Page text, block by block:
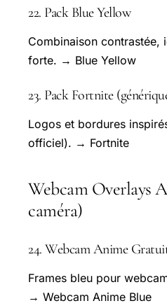
22. Pack Blue Yellow
Combinaison contrastée,
forte. → Blue Yellow
23. Pack Fortnite
Logos et bordures
officiel). → Fortnite
Webcam Overlays
caméra)
24. Webcam Anime
Frames bleu pour
→ Webcam Anime Blue